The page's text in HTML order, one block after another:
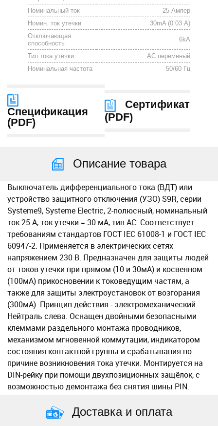
Номинальный ток
25 Ампер
Номин. ток утечки
30mA (0.03 А)
Отключающая
способность
6kА
Тип тока утечки
АС переменый
Номинальная частота
50/60 Гц
Спецификация
(PDF)
Сертификат
(PDF)
Описание товара
Выключатель дифференциального тока (ВДТ) или
устройство защитного отключения (УЗО) S9R, серии
Systeme9, Systeme Electric, 2-полюсный, номинальный
ток 25 А, ток утечки = 30 мА, тип AC. Соответствует
требованиям стандартов ГОСТ IEC 61008-1 и ГОСТ IEC
60947-2. Применяется в электрических сетях
напряжением 230 В. Предназначен для защиты людей
от токов утечки при прямом (10 и 30мА) и косвенном
(100мА) прикосновении к токоведущим частям, а
также для защиты электроустановок от возгорания
(300мА). Принцип действия - электромеханический.
Нейтраль слева. Оснащен двойными безопасными
клеммами раздельного монтажа проводников,
механизмом мгновенной коммутации, индикатором
состояния контактной группы и срабатывания по
причине возникновения тока утечки. Монтируется на
DIN-рейку при помощи двухпозиционных защёлок, с
возможностью демонтажа без снятия шины PIN.
Доставка и оплата